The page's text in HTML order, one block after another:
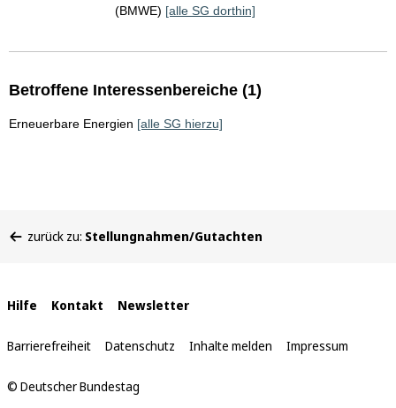
(BMWE) [alle SG dorthin]
Betroffene Interessenbereiche (1)
Erneuerbare Energien [alle SG hierzu]
befinden
zurück zu: Stellungnahmen/Gutachten
Interne
Links
Hilfe Kontakt Newsletter
Barrierefreiheit Datenschutz Inhalte melden Impressum
© Deutscher Bundestag